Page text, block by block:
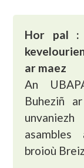
Hor pal :
ar maez
An
Buheziñ
broioù